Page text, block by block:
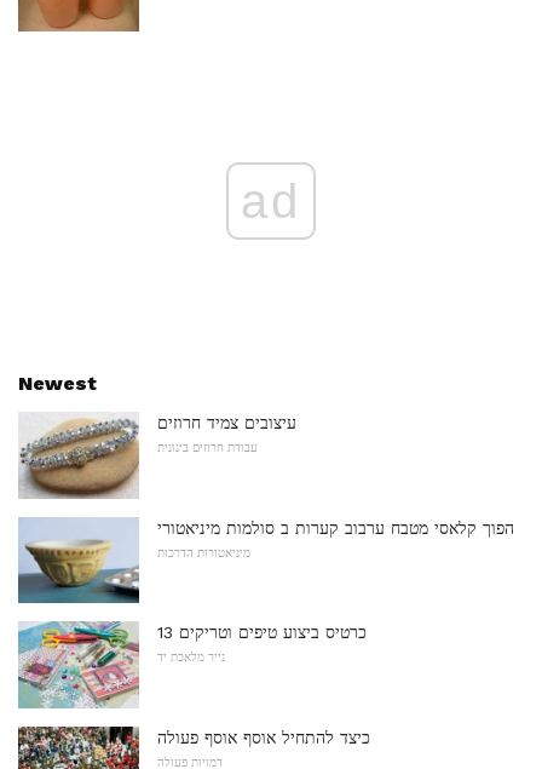
ad
Newest
עיצובים צמיד חרוזים
עבודת חרוזים בינונית
הפוך קלאסי מטבח ערבוב קערות ב סולמות מיניאטורי
מיניאטורות הדרכות
13 כרטיס ביצוע טיפים וטריקים
נייר מלאכת יד
כיצד להתחיל אוסף אוסף פעולה
דמויות פעולה